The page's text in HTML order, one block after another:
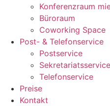
Konferenzraum
Büroraum
Coworking Space
Post- & Telefonservice
Postservice
Sekretariatsservice
Telefonservice
Preise
Kontakt